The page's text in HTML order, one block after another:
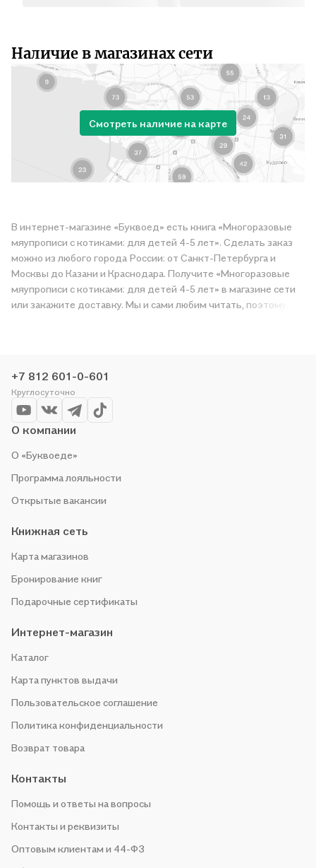
Наличие в магазинах сети
Смотреть наличие на карте
В интернет-магазине «Буквоед» есть книга «Многоразовые
мяупрописи с котиками: для детей 4-5 лет». Сделать заказ
можно из любого города России: от Санкт-Петербурга и
Москвы до Казани и Краснодара. Получите «Многоразовые
мяупрописи с котиками: для детей 4-5 лет» в магазине сети
или закажите доставку. Мы и сами любим читать, поэтому
+7 812 601-0-601
Круглосуточно
О компании
О «Буквоеде»
Программа лояльности
Открытые вакансии
Книжная сеть
Карта магазинов
Бронирование книг
Подарочные сертификаты
Интернет-магазин
Каталог
Карта пунктов выдачи
Пользовательское соглашение
Политика конфиденциальности
Возврат товара
Контакты
Помощь и ответы на вопросы
Контакты и реквизиты
Оптовым клиентам и 44-ФЗ